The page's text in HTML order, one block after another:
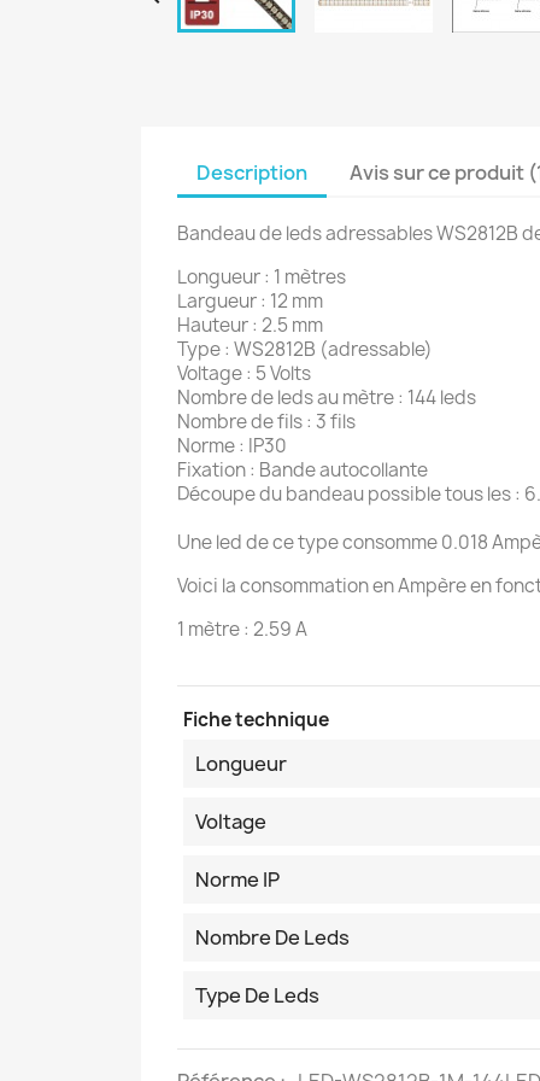
Description Avis sur ce produit
Bandeau de leds adressables WS2812B
Longueur : 1 mètres
Largueur : 12 mm
Hauteur : 2.5 mm
Type : WS2812B (adressable)
Voltage : 5 Volts
Nombre de leds au mètre : 144 leds
Nombre de fils : 3 fils
Norme : IP30
Fixation : Bande autocollante
Découpe du bandeau possible tous les :
Une led de ce type consomme 0.018
Voici la consommation en Ampère en
1 mètre : 2.59 A
Fiche technique
Longueur
Voltage
Norme IP
Nombre De Leds
Type De Leds